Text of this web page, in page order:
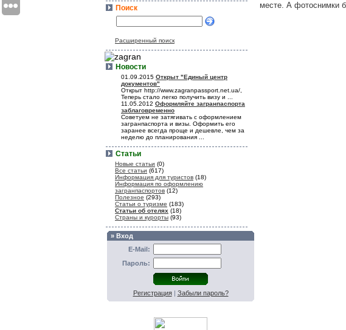
Поиск
Расширенный поиск
Новости
01.09.2015 Открыт "Единый центр
документов"
Открыт http://www.zagranpassport.net.ua/,
Теперь стало легко получить визу и ...
11.05.2012 Оформляйте загранпаспорта
заблаговременно
Советуем не затягивать с оформлением
загранпаспорта и визы. Оформить его
заранее всегда проще и дешевле, чем за
неделю до планирования ...
Статьи
Новые статьи (0)
Все статьи (617)
Информация для туристов (18)
Информация по оформлению
загранпаспортов (12)
Полезное (293)
Статьи о туризме (183)
Статьи об отелях (18)
Страны и курорты (93)
» Вход
E-Mail:
Пароль:
Регистрация| Забыли пароль?
месте. А фотоснимки